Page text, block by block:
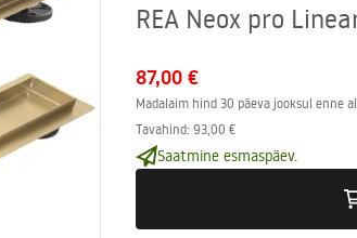
REA Neox pro
87,00 €
Madalaim hind 30 päeva jooksul enne
Tavahind: 93,00 €
Saatmine esmaspäev.